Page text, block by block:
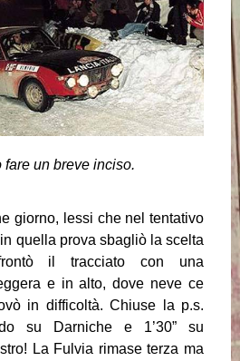
fare un breve inciso.
giorno, lessi che nel tentativo
quella prova sbagliò la scelta
il tracciato con una
e in alto, dove neve ce
in difficoltà. Chiuse la p.s.
su Darniche e 1’30” su
La Fulvia rimase terza ma